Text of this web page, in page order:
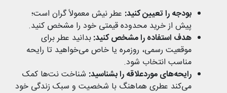
بودجه را تعیین کنید: عطر نیش معمولاً گران است؛
پیش از خرید محدوده قیمتی خود را مشخص کنید.
هدف استفاده را مشخص کنید:بدانید عطر برای
موقعیت رسمی، روزمره یا خاص می‌خواهید تا رایحه
مناسب انتخاب شود.
رایحه‌های موردعلاقه را بشناسید: شناخت نت‌ها کمک
می‌کند عطری هماهنگ با شخصیت و سبک زندگی خود